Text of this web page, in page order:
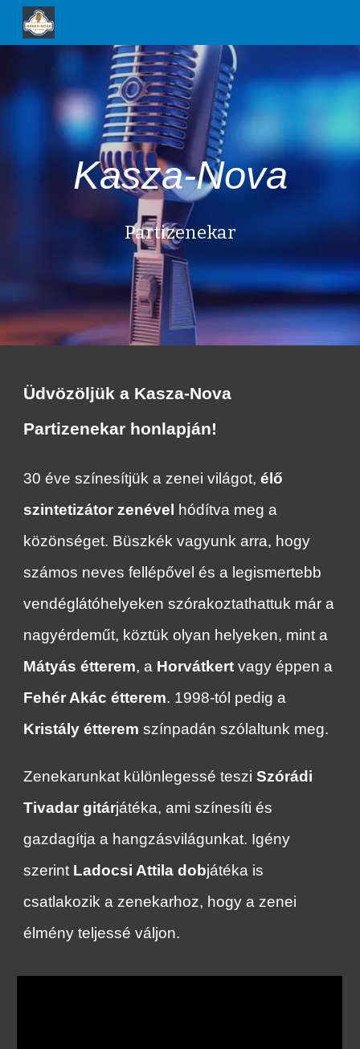
Skip to main content
Kasza-Nova
Partizenekar
Üdvözöljük a Kasza-Nova
Partizenekar honlapján!
30 éve színesítjük a zenei világot,élő
szintetizátor zenével
hódítva meg a
közönséget. Büszkék vagyunk arra, hogy
számos neves fellépővel és a legismertebb
vendéglátóhelyeken szórakoztathattuk már a
nagyérdeműt, köztük olyan helyeken, mint a
Mátyás étterem, a Horvátkert vagy éppen a
Fehér Akác étterem. 1998-tól pedig a
Kristály étterem színpadán szólaltunk meg.
Zenekarunkat különlegessé tesziSzórádi
Tivadar gitárjátéka, ami színesíti és
gazdagítja a hangzásvilágunkat. Igény
szerint Ladocsi Attila dobjátéka is
csatlakozik a zenekarhoz, hogy a zenei
élmény teljessé váljon.